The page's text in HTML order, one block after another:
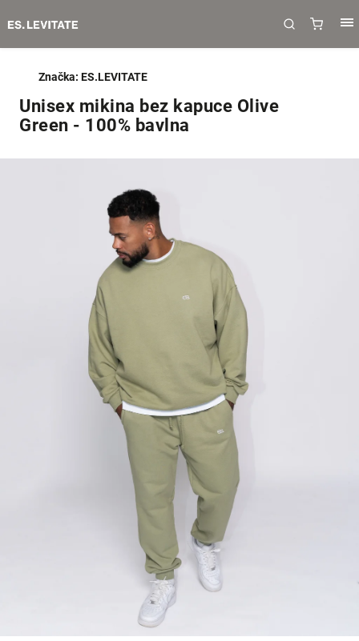
Unisex mikina bez kapuce Olive
Green - 100% bavlna
Značka: ES.LEVITATE